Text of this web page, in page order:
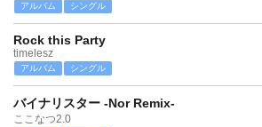
アルバム シングル
Rock this Party
timelesz
アルバム シングル
バイナリスター -Nor Remix-
ここなつ2.0